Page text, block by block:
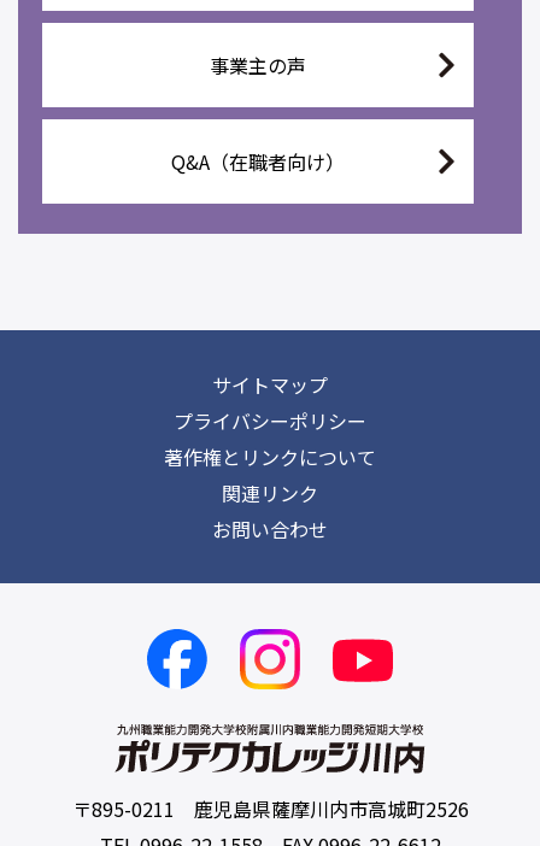
事業主の声
Q&A（在職者向け）
サイトマップ
プライバシーポリシー
著作権とリンクについて
関連リンク
お問い合わせ
〒895-0211 鹿児島県薩摩川内市高城町2526